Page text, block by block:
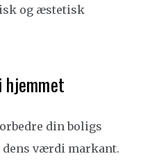
og æstetisk
din boligs
værdi markant.